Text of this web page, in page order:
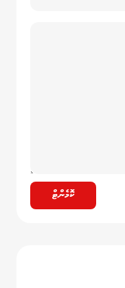
ކޮމެންޓް